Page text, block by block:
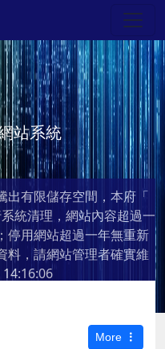
站系統
出有限儲存空間，本府「
統清理，網站內容超過一
停用網站超過一年無重新
料，請網站管理者確實維
More